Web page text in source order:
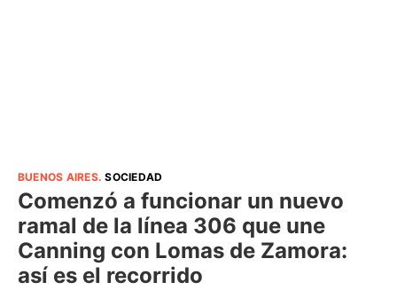
BUENOS AIRES.SOCIEDAD
Comenzó a funcionar un nuevo
ramal de la línea 306 que une
Canning con Lomas de Zamora:
así es el recorrido